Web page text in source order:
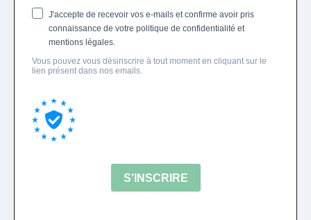
J'accepte de recevoir vos e-mails et confirme avoir pris
connaissance de votre politique de confidentialité et
mentions légales.
Vous pouvez vous désinscrire à tout moment en cliquant sur le
lien présent dans nos emails.
S'INSCRIRE